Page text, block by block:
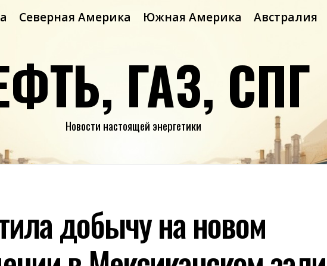
Северная Америка Южная Америка Австралия
ГАЗ, СПГ
Новости настоящей энергетики
добычу на новом